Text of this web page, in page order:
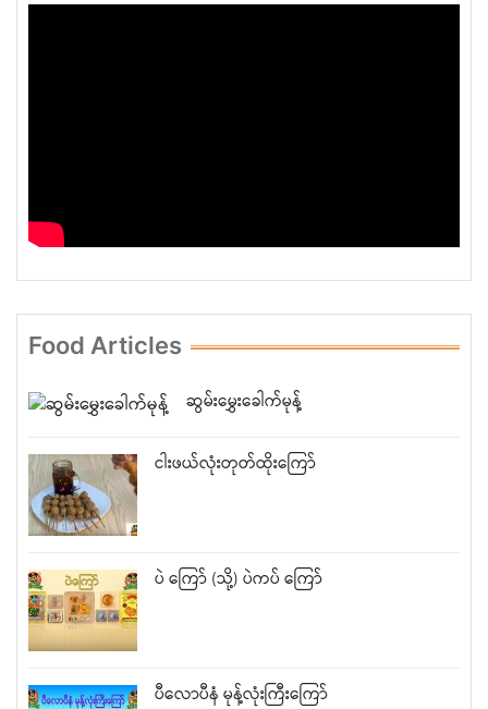
Food Articles
ဆွမ်းမွှေးခေါက်မုန့်
ငါးဖယ်လုံးတုတ်ထိုးကြော်
ပဲ ကြော် (သို့) ပဲကပ် ကြော်
ပီလောပီနံ မုန့်လုံးကြီးကြော်